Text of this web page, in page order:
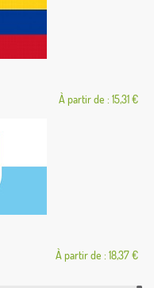
À partir de : 15,31 €
À partir de : 18,37 €